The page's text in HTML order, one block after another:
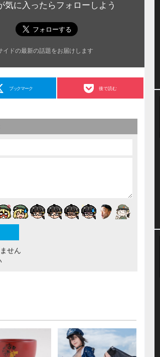
気に入ったらフォローしよう
イドの最新の話題をお届けします
ブックマーク 後で読む
せん